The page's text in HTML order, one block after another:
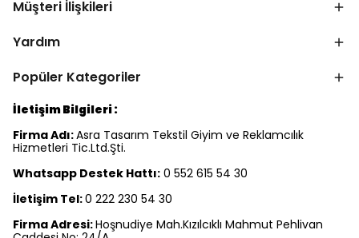
Müşteri İlişkileri
Yardım
Popüler Kategoriler
İletişim Bilgileri :
Firma Adı:Asra Tasarım Tekstil Giyim ve Reklamcılık
Hizmetleri Tic.Ltd.Şti.
Whatsapp Destek Hattı: 0 552 615 54 30
İletişim Tel:0 222 230 54 30
Firma Adresi:Hoşnudiye Mah.Kızılcıklı Mahmut Pehlivan